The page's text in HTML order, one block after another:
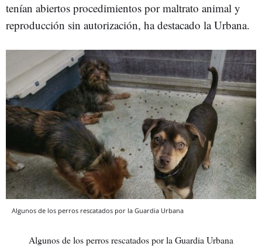
tenían abiertos procedimientos por maltrato animal y
reproducción sin autorización, ha destacado la Urbana.
Algunos de los perros rescatados por la Guardia Urbana
Algunos de los perros rescatados por la Guardia Urbana